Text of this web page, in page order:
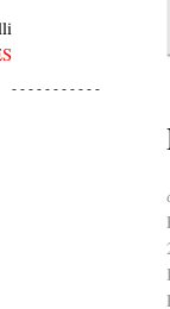
- - - - - - - - - - -